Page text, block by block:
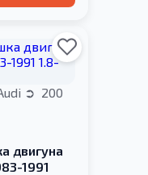
200
двигуна
1991